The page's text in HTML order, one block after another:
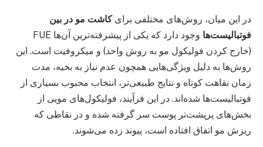
در این میان، روش‌های مختلفی برایکاشت مو در بین
فوتبالیست‌ها
وجود دارد که یکی از پیشرفته‌ترین آن‌ها FUE
(خارج کردن فولیکول مو به روش واحد) و میکروفیت است. این
روش‌ها به دلیل ویژگی‌هایی همچون عدم نیاز به بخیه، مدت
زمان نقاهت کوتاه و نتایج طبیعی‌تر، انتخاب محبوب بسیاری از
فوتبالیست‌ها شده‌اند. در این فرآیند، فولیکول‌های مویی از
بخش‌های پرپشت‌تر پوست سر گرفته شده و در نقاطی که
ریزش مو اتفاق افتاده است، پیوند زده می‌شوند.